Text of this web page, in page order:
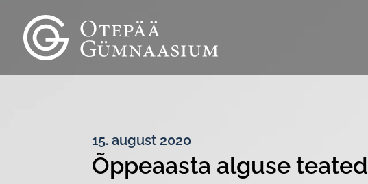
15. august 2020
Õppeaasta alguse teated